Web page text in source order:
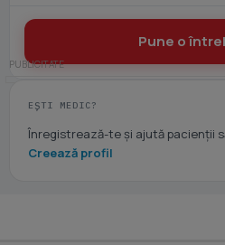
Pune o
EȘTI MEDIC?
Înregistrează-te și ajută pacienții
Creează profil